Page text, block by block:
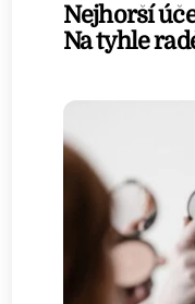
Nejhorší
Na tyhle